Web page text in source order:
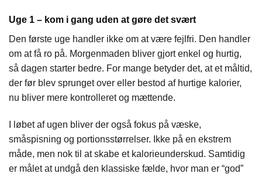
Uge 1 – kom i gang uden at gøre det svært
Den første uge handler ikke om at være fejlfri. Den handler
om at få ro på. Morgenmaden bliver gjort enkel og hurtig,
så dagen starter bedre. For mange betyder det, at et måltid,
der før blev sprunget over eller bestod af hurtige kalorier,
nu bliver mere kontrolleret og mættende.
I løbet af ugen bliver der også fokus på væske,
småspisning og portionsstørrelser. Ikke på en ekstrem
måde, men nok til at skabe et kalorieunderskud. Samtidig
er målet at undgå den klassiske fælde, hvor man er “god”